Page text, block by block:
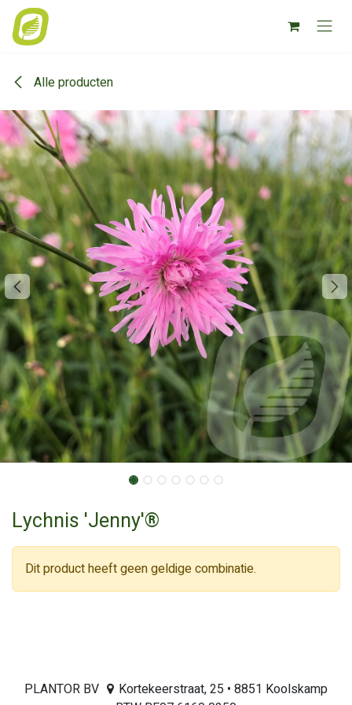
Overslaan naar inhoud
Alle producten
Lychnis 'Jenny'®
Dit product heeft geen geldige combinatie.
PLANTOR BV
Kortekeerstraat, 25 • 8851 Koolskamp